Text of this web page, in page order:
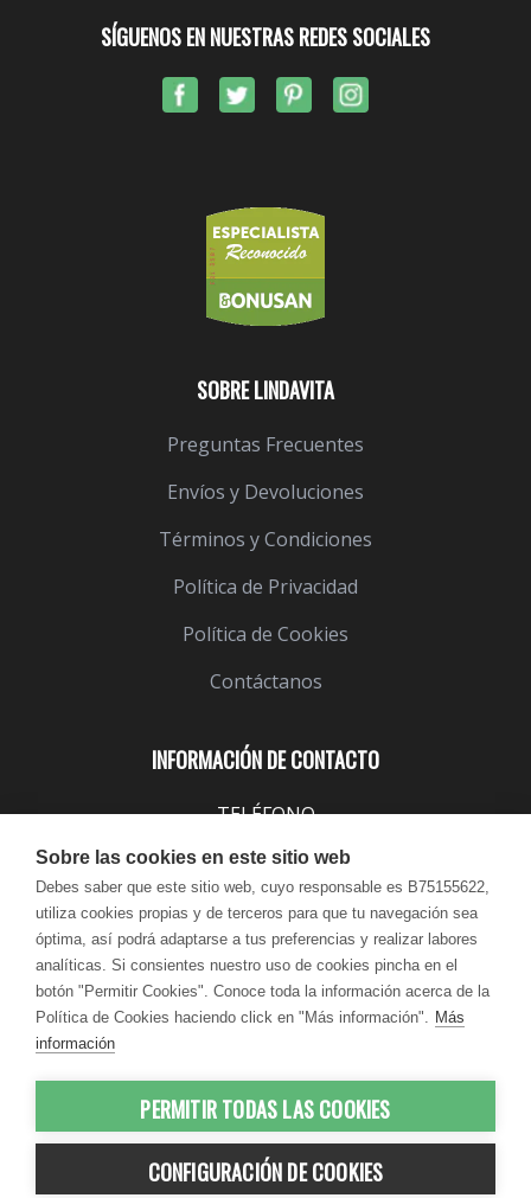
INFORMACIÓN DE CONTACTO
TELÉFONO
EMAIL
info@lindavita.com
HORARIO
Lun - Jue / 9:00 - 18:30
Vie / 9:00 - 17:30
SOBRE LINDAVITA
Preguntas Frecuentes
Envíos y Devoluciones
Términos y Condiciones
Política de Privacidad
Política de Cookies
Contáctanos
SÍGUENOS EN NUESTRAS REDES SOCIALES
© 2012-2026 LindaVita - Todos los
derechos reservados
Sobre las cookies en este sitio web
Debes saber que este sitio web, cuyo responsable es B75155622,
utiliza cookies propias y de terceros para que tu navegación sea
óptima, así podrá adaptarse a tus preferencias y realizar labores
analíticas. Si consientes nuestro uso de cookies pincha en el
botón "Permitir Cookies". Conoce toda la información acerca de la
Política de Cookies haciendo click en "Más información". Más
información
PERMITIR TODAS LAS COOKIES
CONFIGURACIÓN DE COOKIES